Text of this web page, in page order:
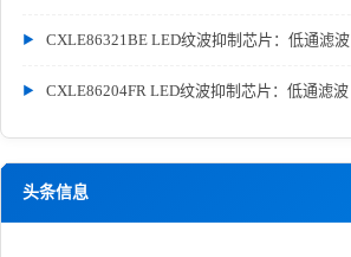
CXLE86321BE LED纹波抑制芯片：低通滤波
CXLE86204FR LED纹波抑制芯片：低通滤波
头条信息